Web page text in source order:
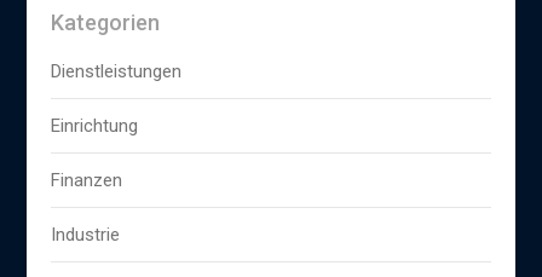
Kategorien
Dienstleistungen
Einrichtung
Finanzen
Industrie